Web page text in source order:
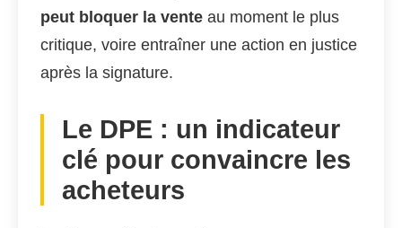
peut bloquer la vente au moment le plus
critique, voire entraîner une action en justice
après la signature.
Le DPE : un indicateur
clé pour convaincre les
acheteurs